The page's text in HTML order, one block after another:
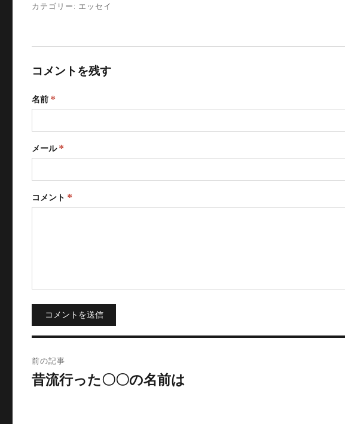
カテゴリー: エッセイ
コメントを残す
名前 *
メール*
コメント *
コメントを送信
稿
前の記事
昔流行った〇〇の名前は